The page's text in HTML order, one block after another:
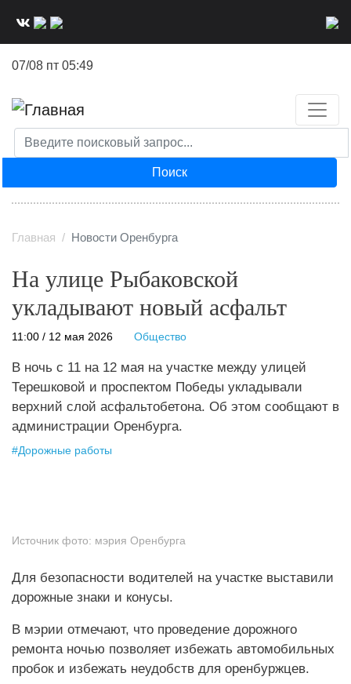
07/08 пт 05:49
Поиск
Главная Новости Оренбурга
На улице Рыбаковской
укладывают новый асфальт
11:00 / 12 мая 2026 Общество
В ночь с 11 на 12 мая на участке между улицей
Терешковой и проспектом Победы укладывали
верхний слой асфальтобетона. Об этом сообщают в
администрации Оренбурга.
#Дорожные работы
Источник фото: мэрия Оренбурга
Для безопасности водителей на участке выставили
дорожные знаки и конусы.
В мэрии отмечают, что проведение дорожного
ремонта ночью позволяет избежать автомобильных
пробок и избежать неудобств для оренбуржцев.